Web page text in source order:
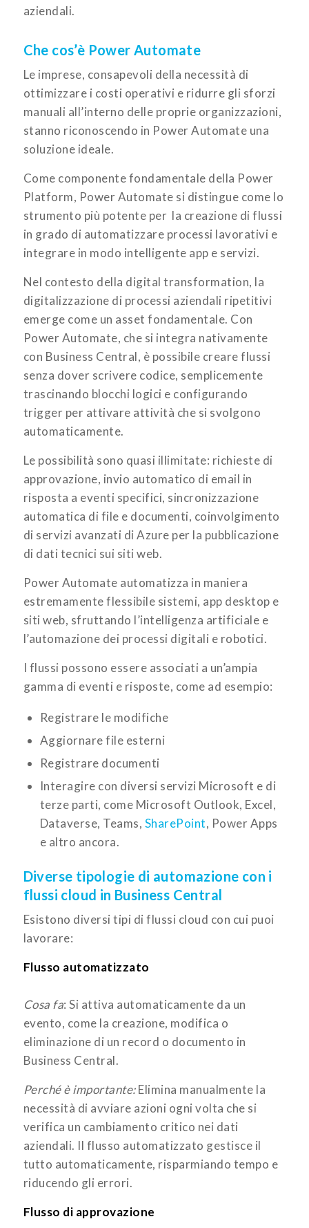
aziendali.
Che cos’è Power Automate
Le imprese, consapevoli della necessità di
ottimizzare i costi operativi e ridurre gli sforzi
manuali all’interno delle proprie organizzazioni,
stanno riconoscendo in Power Automate una
soluzione ideale.
Come componente fondamentale della Power
Platform, Power Automate si distingue come lo
strumento più potente per la creazione di flussi
in grado di automatizzare processi lavorativi e
integrare in modo intelligente app e servizi.
Nel contesto della digital transformation, la
digitalizzazione di processi aziendali ripetitivi
emerge come un asset fondamentale. Con
Power Automate, che si integra nativamente
con Business Central, è possibile creare flussi
senza dover scrivere codice, semplicemente
trascinando blocchi logici e configurando
trigger per attivare attività che si svolgono
automaticamente.
Le possibilità sono quasi illimitate: richieste di
approvazione, invio automatico di email in
risposta a eventi specifici, sincronizzazione
automatica di file e documenti, coinvolgimento
di servizi avanzati di Azure per la pubblicazione
di dati tecnici sui siti web.
Power Automate automatizza in maniera
estremamente flessibile sistemi, app desktop e
siti web, sfruttando l’intelligenza artificiale e
l’automazione dei processi digitali e robotici.
I flussi possono essere associati a un’ampia
gamma di eventi e risposte, come ad esempio:
Registrare le modifiche
Aggiornare file esterni
Registrare documenti
Interagire con diversi servizi Microsoft e di
terze parti, come Microsoft Outlook, Excel,
Dataverse, Teams, SharePoint, Power Apps
e altro ancora.
Diverse tipologie di automazione con i
flussi cloud in Business Central
Esistono diversi tipi di flussi cloud con cui puoi
lavorare:
Flusso automatizzato
Cosa fa: Si attiva automaticamente da un
evento, come la creazione, modifica o
eliminazione di un record o documento in
Business Central.
Perché è importante:Elimina manualmente la
necessità di avviare azioni ogni volta che si
verifica un cambiamento critico nei dati
aziendali. Il flusso automatizzato gestisce il
tutto automaticamente, risparmiando tempo e
riducendo gli errori.
Flusso di approvazione